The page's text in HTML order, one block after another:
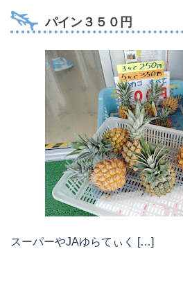
パイン３５０円
スーパーやJAゆらてぃく […]